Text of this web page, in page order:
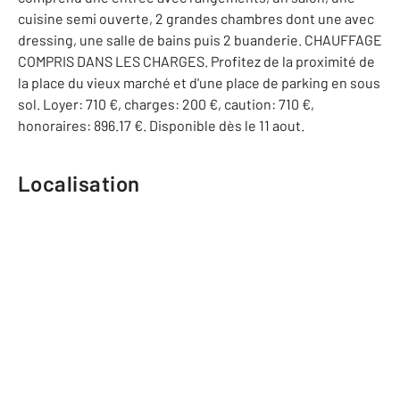
cuisine semi ouverte, 2 grandes chambres dont une avec
dressing, une salle de bains puis 2 buanderie. CHAUFFAGE
COMPRIS DANS LES CHARGES. Profitez de la proximité de
la place du vieux marché et d'une place de parking en sous
sol. Loyer: 710 €, charges: 200 €, caution: 710 €,
honoraires: 896.17 €. Disponible dès le 11 aout.
Localisation